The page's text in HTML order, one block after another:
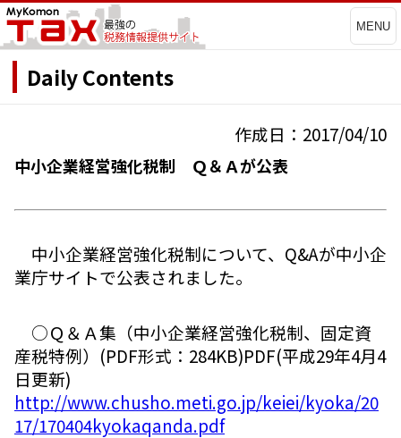
MENU
Daily Contents
作成日：2017/04/10
中小企業経営強化税制 Ｑ＆Ａが公表
中小企業経営強化税制について、Q&Aが中小企
業庁サイトで公表されました。
○Ｑ＆Ａ集（中小企業経営強化税制、固定資
産税特例）(PDF形式：284KB)PDF(平成29年4月4
日更新)
http://www.chusho.meti.go.jp/keiei/kyoka/20
17/170404kyokaqanda.pdf